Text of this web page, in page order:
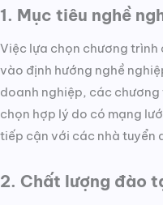
1. Mục tiêu nghề
Việc lựa chọn chương trình
vào định hướng nghề
doanh nghiệp, các chương
chọn hợp lý do có mạng
tiếp cận với các nhà tuyển
2. Chất lượng đào